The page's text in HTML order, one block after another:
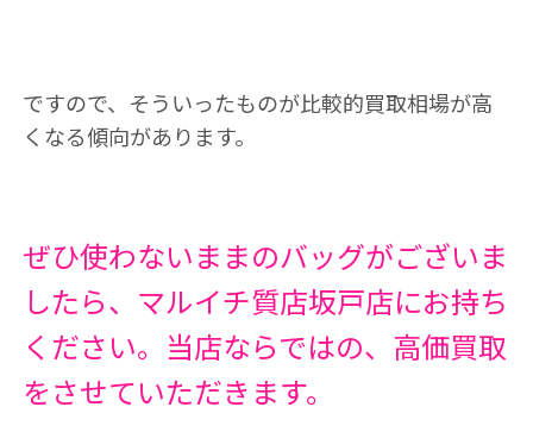
ですので、そういったものが比較的買取相場が高
くなる傾向があります。
ぜひ使わないままのバッグがございま
したら、マルイチ質店坂戸店にお持ち
ください。当店ならではの、高価買取
をさせていただきます。